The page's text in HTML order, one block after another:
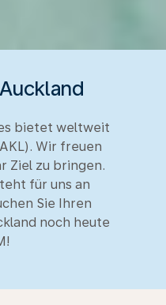
bietet weltweit
Wir freuen
Ziel zu bringen.
für uns an
Sie Ihren
noch heute